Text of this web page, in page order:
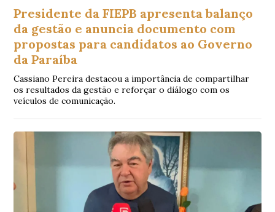
Presidente da FIEPB apresenta balanço
da gestão e anuncia documento com
propostas para candidatos ao Governo
da Paraíba
Cassiano Pereira destacou a importância de compartilhar
os resultados da gestão e reforçar o diálogo com os
veículos de comunicação.